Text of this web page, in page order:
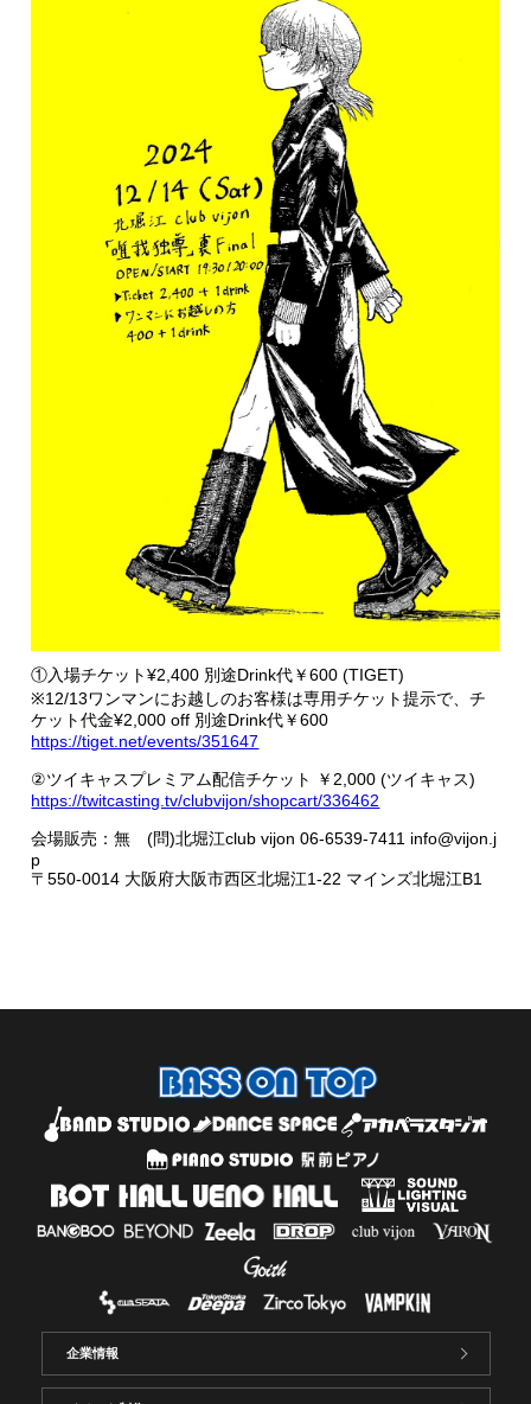
①入場チケット¥2,400 別途Drink代￥600 (TIGET)
※12/13ワンマンにお越しのお客様は専用チケット提示で、チ
ケット代金¥2,000 off 別途Drink代￥600
https://tiget.net/events/351647
②ツイキャスプレミアム配信チケット ￥2,000 (ツイキャス)
https://twitcasting.tv/clubvijon/shopcart/336462
会場販売：無 (問)北堀江club vijon 06-6539-7411 info@vijon.j
p
〒550-0014 大阪府大阪市西区北堀江1-22 マインズ北堀江B1
企業情報